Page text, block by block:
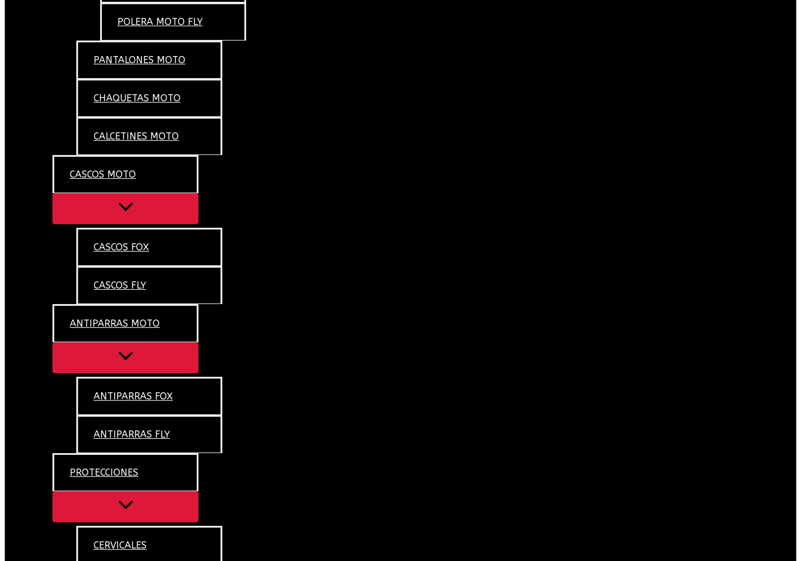
POLERA MOTO FLY
PANTALONES MOTO
CHAQUETAS MOTO
CALCETINES MOTO
CASCOS MOTO
CASCOS FOX
CASCOS FLY
ANTIPARRAS MOTO
ANTIPARRAS FOX
ANTIPARRAS FLY
PROTECCIONES
CERVICALES